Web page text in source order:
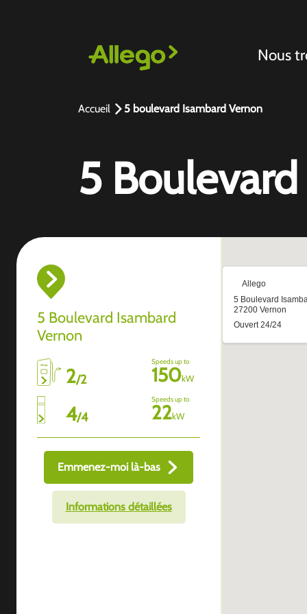
Nous
Accueil 5 boulevard Isambard Vernon
5
5 Boulevard Isambard
Vernon
2/2
Speeds up to
150kW
4/4
Speeds up to
22kW
Emmenez-moi là-bas
Informations détaillées